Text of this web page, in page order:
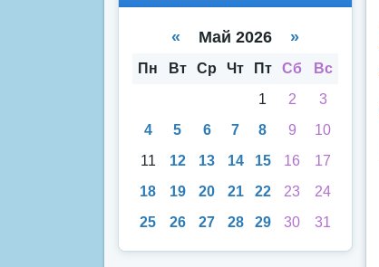
аря
спи
« Май 2026 »
Пн Вт Ср Чт Пт Сб
Вс
1
2
3
4
5 6 7 8 9
10
11
12 13 14 15 16
17
18
19 20 21 22 23
24
25
26 27 28 29 30 31